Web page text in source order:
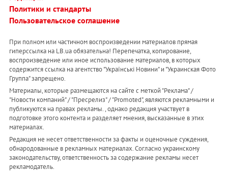
Политики и стандарты
Пользовательское соглашение
При полном или частичном воспроизведении материалов прямая
гиперссылка на LB.ua обязательна! Перепечатка, копирование,
воспроизведение или иное использование материалов, в которых
содержится ссылка на агентство "Українськi Новини" и "Украинская Фото
Группа" запрещено.
Материалы, которые размещаются на сайте с меткой "Реклама" /
"Новости компаний" / "Пресрелиз" / "Promoted", являются рекламными и
публикуются на правах рекламы. , однако редакция участвует в
подготовке этого контента и разделяет мнения, высказанные в этих
материалах.
Редакция не несет ответственности за факты и оценочные суждения,
обнародованные в рекламных материалах. Согласно украинскому
законодательству, ответственность за содержание рекламы несет
рекламодатель.